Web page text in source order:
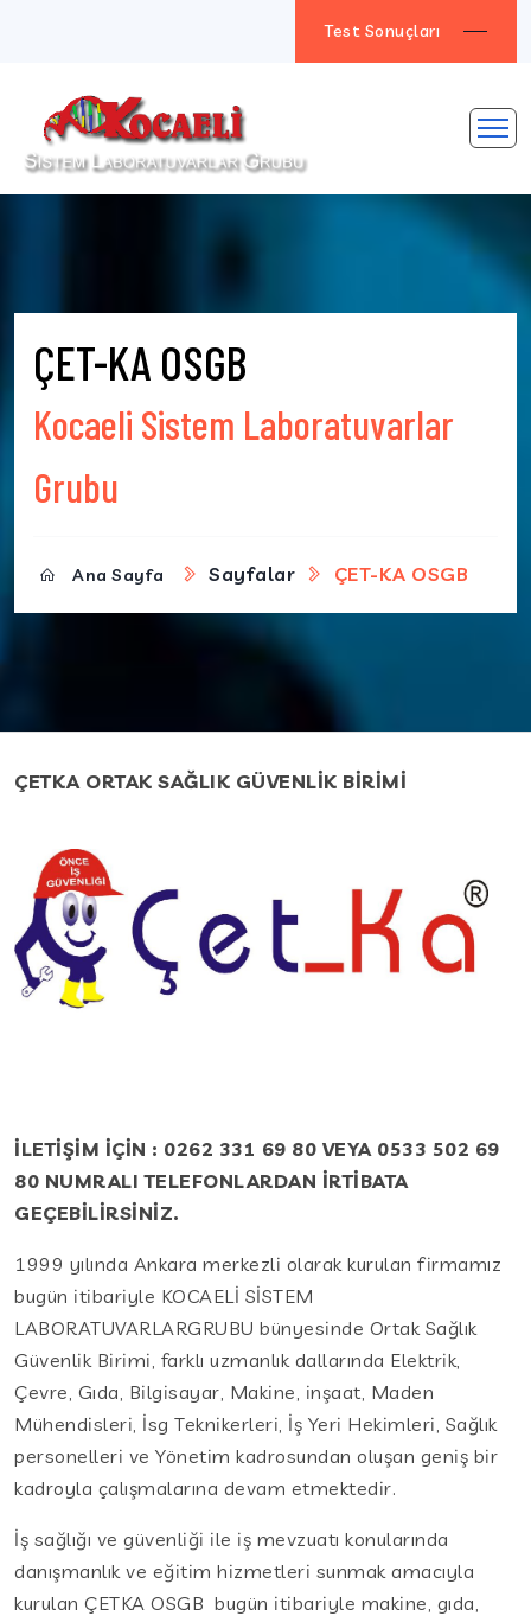
Test Sonuçları
ÇET-KA OSGB
Kocaeli Sistem Laboratuvarlar
Grubu
Ana Sayfa Sayfalar ÇET-KA OSGB
ÇETKA ORTAK SAĞLIK GÜVENLİK BİRİMİ
İLETİŞİM İÇİN : 0262 331 69 80 VEYA 0533 502 69
80 NUMRALI TELEFONLARDAN İRTİBATA
GEÇEBİLİRSİNİZ.
1999 yılında Ankara merkezli olarak kurulan firmamız
bugün itibariyle KOCAELİ SİSTEM
LABORATUVARLARGRUBU bünyesinde Ortak Sağlık
Güvenlik Birimi, farklı uzmanlık dallarında Elektrik,
Çevre, Gıda, Bilgisayar, Makine, inşaat, Maden
Mühendisleri, İsg Teknikerleri, İş Yeri Hekimleri, Sağlık
personelleri ve Yönetim kadrosundan oluşan geniş bir
kadroyla çalışmalarına devam etmektedir.
İş sağlığı ve güvenliği ile iş mevzuatı konularında
danışmanlık ve eğitim hizmetleri sunmak amacıyla
kurulan ÇETKA OSGB bugün itibariyle makine, gıda,